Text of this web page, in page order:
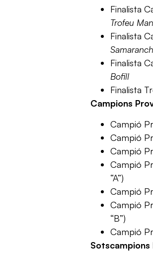
Finalista
Trofeu
Finalista
Samaranch
Finalista
Bofill
Finalista
Campions
Campió
Campió
Campió
Campió
“A”)
Campió
Campió
“B”)
Campió
Sotscampions